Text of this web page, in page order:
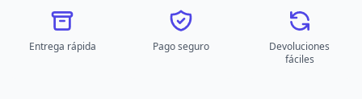
Entrega rápida Pago seguro
Devoluciones
fáciles